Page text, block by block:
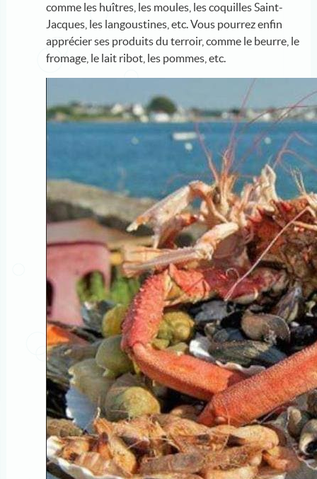
comme les huîtres, les moules, les coquilles Saint-
Jacques, les langoustines, etc. Vous pourrez enfin
apprécier ses produits du terroir, comme le beurre, le
fromage, le lait ribot, les pommes, etc.